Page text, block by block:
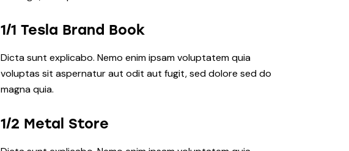
1/1 Tesla Brand Book
Dicta sunt explicabo. Nemo enim ipsam voluptatem quia
voluptas sit aspernatur aut odit aut fugit, sed dolore sed do
magna quia.
1/2 Metal Store